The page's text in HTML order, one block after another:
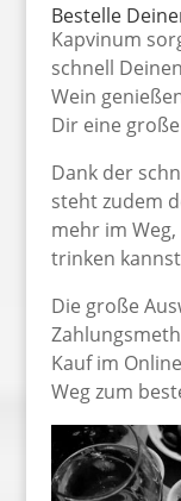
Bestelle
Kapvinum
schnell
Wein
Dir eine
Dank der
steht zudem
mehr im
trinken
Die große
Kauf im
Weg zum